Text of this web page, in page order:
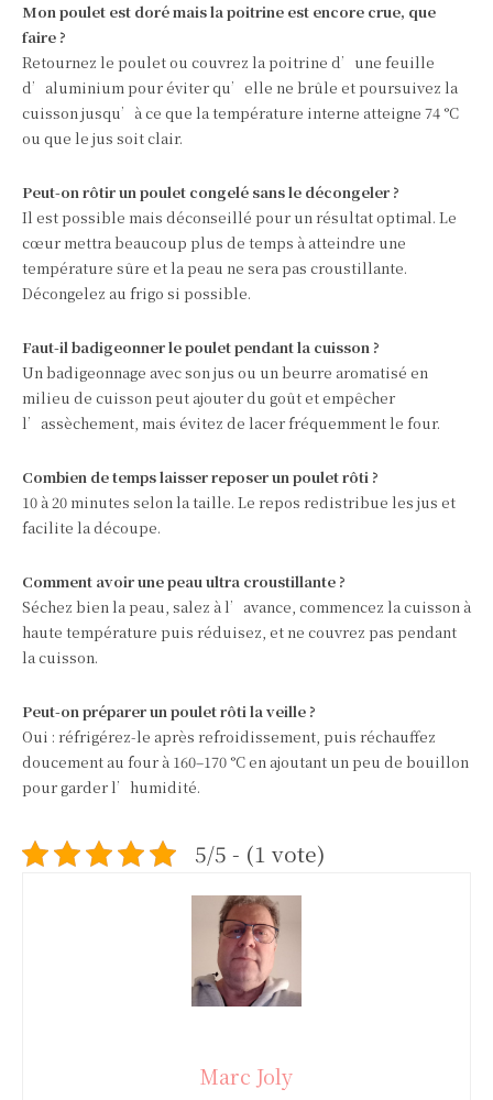
Mon poulet est doré mais la poitrine est encore crue, que
faire ?
Retournez le poulet ou couvrez la poitrine d’une feuille
d’aluminium pour éviter qu’elle ne brûle et poursuivez la
cuisson jusqu’à ce que la température interne atteigne 74 °C
ou que le jus soit clair.
Peut-on rôtir un poulet congelé sans le décongeler ?
Il est possible mais déconseillé pour un résultat optimal. Le
cœur mettra beaucoup plus de temps à atteindre une
température sûre et la peau ne sera pas croustillante.
Décongelez au frigo si possible.
Faut-il badigeonner le poulet pendant la cuisson ?
Un badigeonnage avec son jus ou un beurre aromatisé en
milieu de cuisson peut ajouter du goût et empêcher
l’assèchement, mais évitez de lacer fréquemment le four.
Combien de temps laisser reposer un poulet rôti ?
10 à 20 minutes selon la taille. Le repos redistribue les jus et
facilite la découpe.
Comment avoir une peau ultra croustillante ?
Séchez bien la peau, salez à l’avance, commencez la cuisson à
haute température puis réduisez, et ne couvrez pas pendant
la cuisson.
Peut-on préparer un poulet rôti la veille ?
Oui : réfrigérez-le après refroidissement, puis réchauffez
doucement au four à 160–170 °C en ajoutant un peu de bouillon
pour garder l’humidité.
5/5 - (1 vote)
Marc Joly